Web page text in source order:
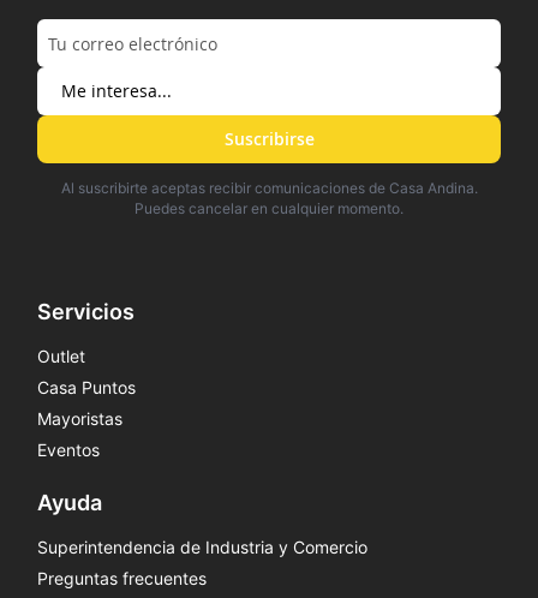
Suscribirse
Al suscribirte aceptas recibir comunicaciones de Casa Andina.
Puedes cancelar en cualquier momento.
Servicios
Outlet
Casa Puntos
Mayoristas
Eventos
Ayuda
Superintendencia de Industria y Comercio
Preguntas frecuentes